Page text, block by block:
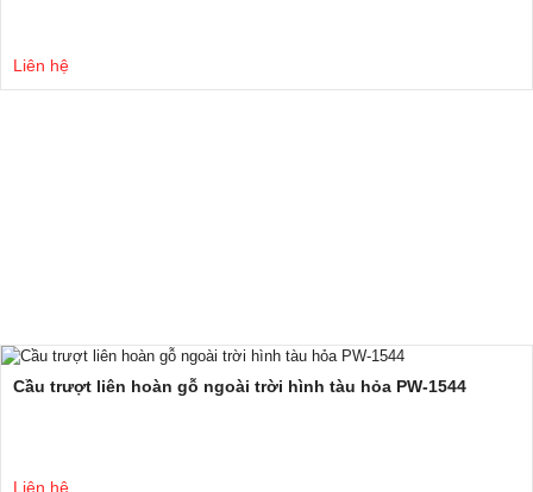
Liên hệ
Cầu trượt liên hoàn gỗ ngoài trời hình tàu hỏa PW-1544
Liên hệ